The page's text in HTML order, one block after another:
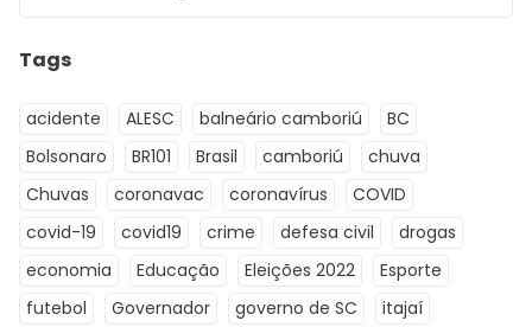
Tags
acidente ALESC balneário camboriú
BC
Bolsonaro
BR101 Brasil camboriú
chuva
Chuvas
coronavac coronavírus
COVID
covid-19
covid19 crime defesa civil
drogas
economia
Educação Eleições 2022
Esporte
futebol
Governador governo de SC
itajaí